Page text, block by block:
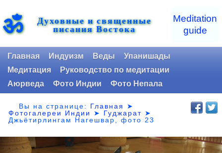
ॐ Духовные и священные
писания Востока
Meditation
guide
Главная Индуизм Веды
Упанишады
Медитация
Руководство по медитации
Аюрведа
Фото Индии Фото Непала
Вы на странице: Главная
➤
Фотогалереи Индии
➤ Гуджарат ➤
Джьётирлингам Нагешвар, фото 23